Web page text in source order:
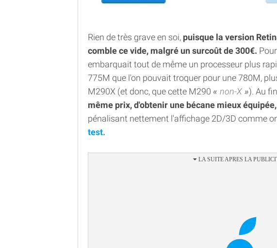
Rien de très grave en soi, puisque la version
comble ce vide, malgré un surcoût de 300€.
embarquait tout de même un processeur plus
775M que l'on pouvait troquer pour une 780M,
M290X (et donc, que cette M290
non-X ). Au
même prix, d'obtenir une bécane mieux
pénalisant nettement l'affichage 2D/3D comme
test.